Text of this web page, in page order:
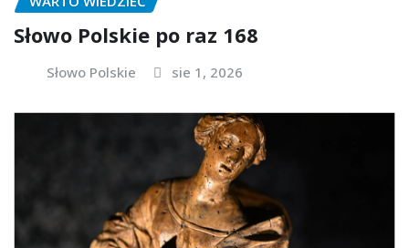
Słowo Polskie po raz 168
Słowo Polskie sie 1, 2026